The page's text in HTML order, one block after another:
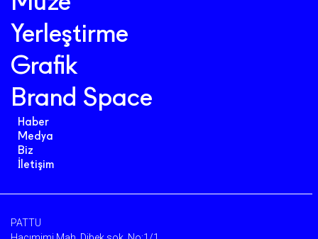
PATTU
Yerleştirme
Grafik
Brand Space
Haber
Medya
Biz
İletişim